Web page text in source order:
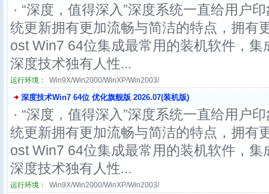
· “深度，值得深入”深度系统一直给用户
统更新拥有更加流畅与简洁的特点，拥有
ost Win7 64位集成最常用的装机软件，
深度技术独有人性...
运行环境： Win9X/Win2000/WinXP/Win2003/
深度技术Win7 64位 优化旗舰版 2026.07(装机版)
· “深度，值得深入”深度系统一直给用户
统更新拥有更加流畅与简洁的特点，拥有
ost Win7 64位集成最常用的装机软件，
深度技术独有人性...
运行环境： Win9X/Win2000/WinXP/Win2003/